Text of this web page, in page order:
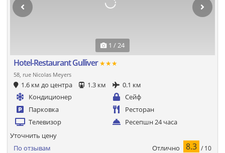
1 / 24
Hotel-Restaurant Gulliver★★★
58, rue Nicolas Meyers
1.6 км до центра 1.3 км
0.1 км
Кондиционер
Сейф
Парковка
Ресторан
Телевизор
Ресепшн 24 часа
По отзывам Отлично 8.3 / 10
Уточнить цену